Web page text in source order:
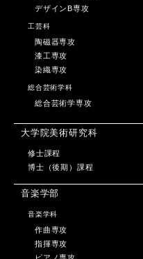
デザインB専攻
工芸科
陶磁器専攻
漆工専攻
染織専攻
総合芸術学科
総合芸術学専攻
大学院美術研究科
修士課程
博士（後期）課程
音楽学部
音楽学科
作曲専攻
指揮専攻